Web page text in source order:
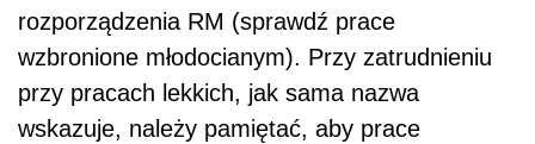
rozporządzenia RM (sprawdź prace
wzbronione młodocianym). Przy zatrudnieniu
przy pracach lekkich, jak sama nazwa
wskazuje, należy pamiętać, aby prace